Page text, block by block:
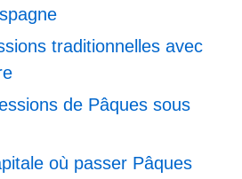
traditionnelles avec
de Pâques sous
où passer Pâques